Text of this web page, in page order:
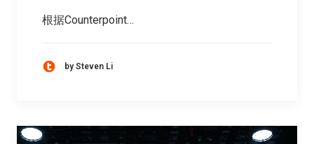
根据Counterpoint…
by Steven Li